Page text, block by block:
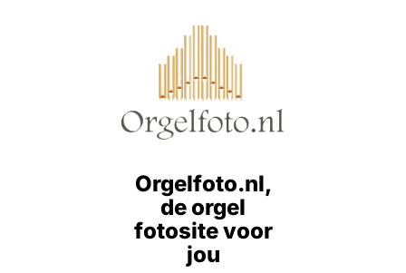
Orgelfoto.nl,
de orgel
fotosite voor
jou